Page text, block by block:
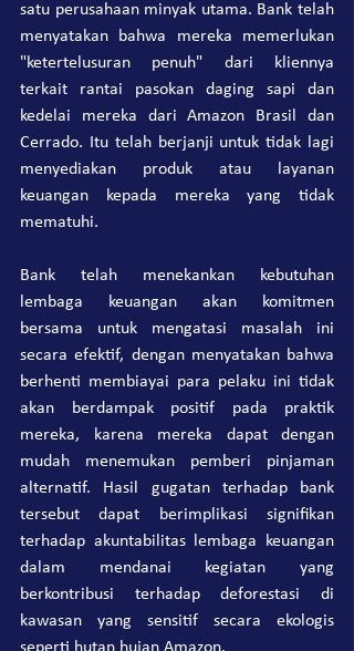
satu perusahaan minyak utama. Bank telah
menyatakan bahwa mereka memerlukan
"ketertelusuran penuh" dari kliennya
terkait rantai pasokan daging sapi dan
kedelai mereka dari Amazon Brasil dan
Cerrado. Itu telah berjanji untuk tidak lagi
menyediakan produk atau layanan
keuangan kepada mereka yang tidak
mematuhi.
Bank telah menekankan kebutuhan
lembaga keuangan akan komitmen
bersama untuk mengatasi masalah ini
secara efektif, dengan menyatakan bahwa
berhenti membiayai para pelaku ini tidak
akan berdampak positif pada praktik
mereka, karena mereka dapat dengan
mudah menemukan pemberi pinjaman
alternatif. Hasil gugatan terhadap bank
tersebut dapat berimplikasi signifikan
terhadap akuntabilitas lembaga keuangan
dalam mendanai kegiatan yang
berkontribusi terhadap deforestasi di
kawasan yang sensitif secara ekologis